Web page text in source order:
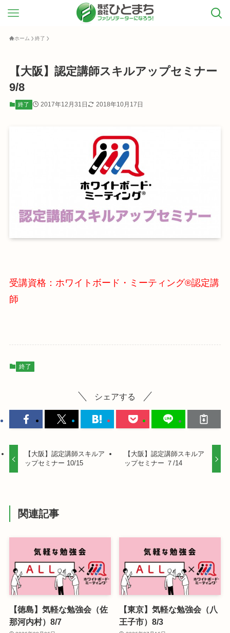
ホーム 終了
【大阪】認定講師スキルアップセミナー
9/8
終了 2017年12月31日 2018年10月17日
受講資格：ホワイトボード・ミーティング®認定講
師
終了
シェアする
【大阪】認定講師スキルア
ップセミナー 10/15
【大阪】認定講師スキルア
ップセミナー ７/14
関連記事
【徳島】気軽な勉強会（佐
那河内村）8/7
【東京】気軽な勉強会（八
王子市）8/3